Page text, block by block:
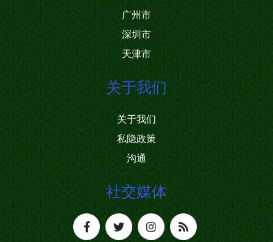
广州市
深圳市
天津市
关于我们
关于我们
私隐政策
沟通
社交媒体